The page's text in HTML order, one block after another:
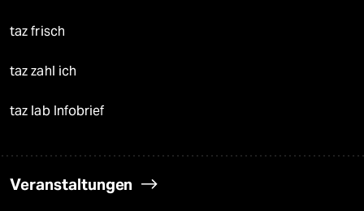
taz frisch
taz zahl ich
taz lab Infobrief
Veranstaltungen